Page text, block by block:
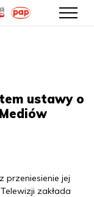
ustawy o
przeniesienie jej
zakłada